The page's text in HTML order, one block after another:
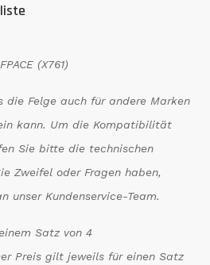
(X761)
die Felge auch für andere Marken
kann. Um die Kompatibilität
Sie bitte die technischen
Zweifel oder Fragen haben,
unser Kundenservice-Team.
Satz von 4
Preis gilt jeweils für einen Satz